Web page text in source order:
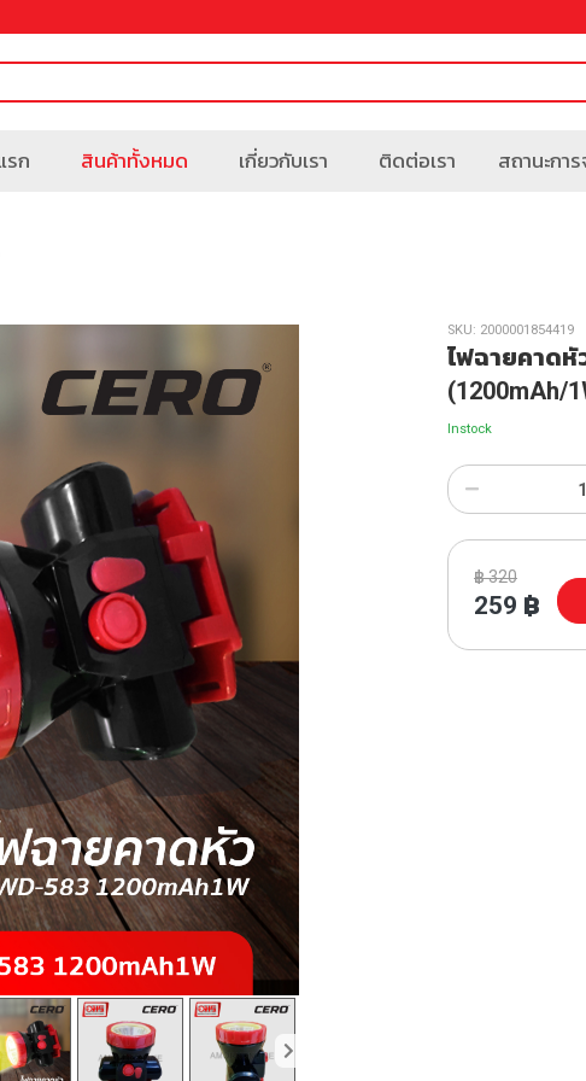
รก สินค้าทั้งหมด เกี่ยวกับเรา ติดต่อเรา สถานะกา
SKU: 2000001854419
ไฟฉายคาดหั
(1200mAh/
Instock
฿320
259 ฿